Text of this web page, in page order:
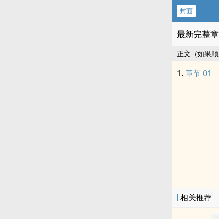
封面
最新完整
正文（如果
章节 01
相关推荐